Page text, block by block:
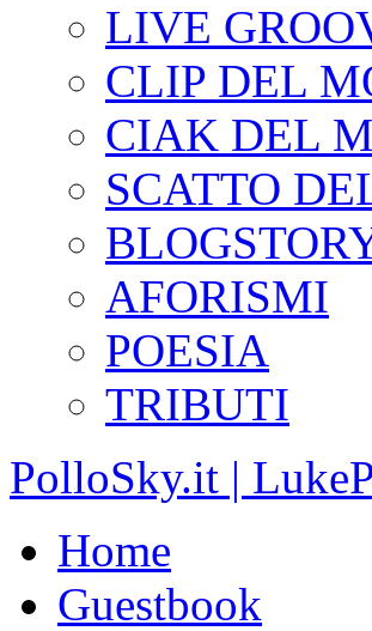
LIVE
CLIP DEL
CIAK DEL
SCATTO
AFORISMI
POESIA
TRIBUTI
PolloSky.it |
Home
Guestbook